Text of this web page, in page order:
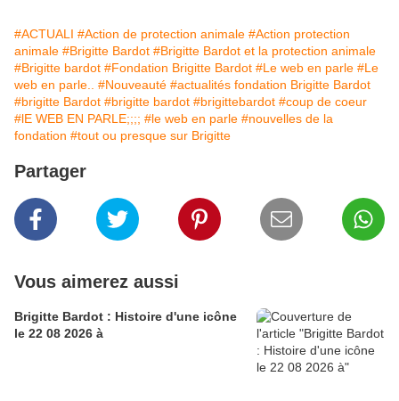
#ACTUALI #Action de protection animale #Action protection
animale #Brigitte Bardot #Brigitte Bardot et la protection animale
#Brigitte bardot #Fondation Brigitte Bardot #Le web en parle #Le
web en parle..
#Nouveauté #actualités fondation Brigitte Bardot
#brigitte Bardot #brigitte bardot #brigittebardot #coup de coeur
#lE WEB EN PARLE;;;; #le web en parle #nouvelles de la
fondation #tout ou presque sur Brigitte
Partager
Vous aimerez aussi
Brigitte Bardot : Histoire d'une icône
le 22 08 2026 à